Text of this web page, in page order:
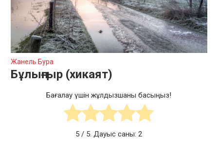
Жанель Бура
Бұлыңғыр (хикаят)
Бағалау үшін жұлдызшаны басыңыз!
5 / 5. Дауыс саны:2